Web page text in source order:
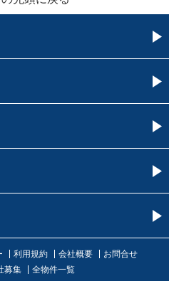
利用規約 会社概要
お問合せ
募集
全物件一覧